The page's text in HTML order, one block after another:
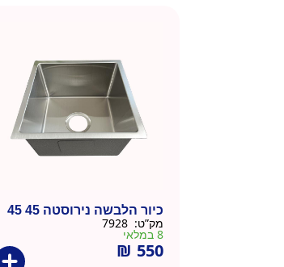
כיור הלבשה נירוסטה 45 45
מק”ט:
8 במלאי
₪ 550